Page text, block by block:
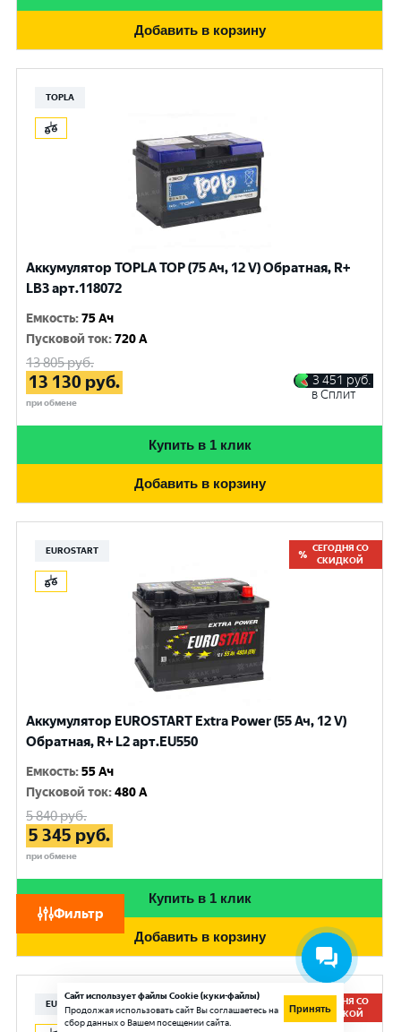
Фильтр
Добавить в корзину
TOPLA
Аккумулятор TOPLA TOP (75 Ач, 12 V) Обратная, R+
LB3 арт.118072
Емкость:75 Ач
Пусковой ток:720 A
13 805руб.
13 130 руб.
при обмене
3 451 руб.
в Сплит
Купить в 1 клик
Добавить в корзину
EUROSTART
СЕГОДНЯ СО
СКИДКОЙ
Аккумулятор EUROSTART Extra Power (55 Ач, 12 V)
Обратная, R+ L2 арт.EU550
Емкость:55 Ач
Пусковой ток:480 A
5 840руб.
5 345 руб.
при обмене
Купить в 1 клик
Добавить в корзину
EUROSTART
СЕГОДНЯ СО
СКИДКОЙ
Сайт использует файлы Cookie (куки-файлы)
Продолжая использовать сайт Вы соглашаетесь на
сбор данных о Вашем посещении сайта.
Принять